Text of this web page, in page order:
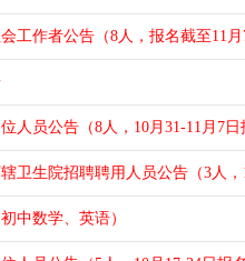
工作者公告（8人，报名截至11月
人员公告（8人，10月31-11月7日
卫生院招聘聘用人员公告（3人，
中数学、英语）